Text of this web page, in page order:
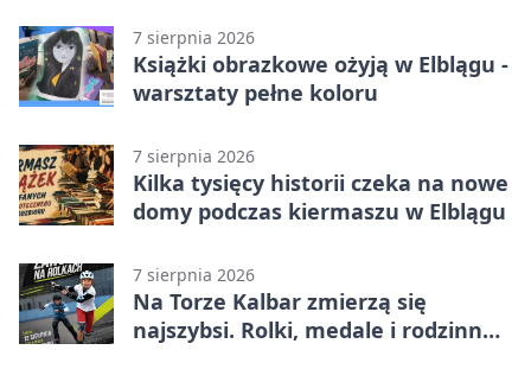
7 sierpnia 2026
Książki obrazkowe ożyją w Elblągu -
warsztaty pełne koloru
7 sierpnia 2026
Kilka tysięcy historii czeka na nowe
domy podczas kiermaszu w Elblągu
7 sierpnia 2026
Na Torze Kalbar zmierzą się
najszybsi. Rolki, medale i rodzinna